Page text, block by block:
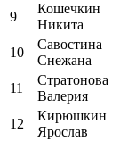
9
Кошечкин
Никита
10
Савостина
Снежана
11
Стратонова
Валерия
12
Кирюшкин
Ярослав